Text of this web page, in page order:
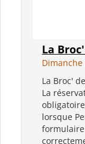
La
La Broc'
La
lorsque